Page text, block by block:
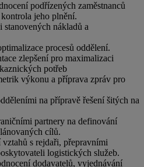
podřízených zaměstnanců
jeho plnění.
stanovených nákladů a
procesů oddělení.
zlepšení pro maximalizaci
potřeb
výkonu a příprava zpráv pro
na přípravě řešení šitých na
partnery na definování
cílů.
s rejdaři, přepravními
logistických služeb.
dodavatelů, vyjednávání